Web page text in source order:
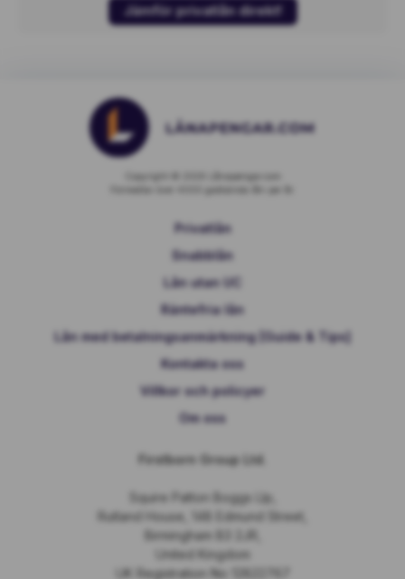
Jämför privatlån direkt!
Privatlån
Snabblån
Lån utan UC
Räntefria lån
Lån med betalningsanmärkning [Guide & Tips]
Kontakta oss
Villkor och policyer
Om oss
Firstborn Group Ltd.
Squire Patton Boggs Llp,
Rutland House, 148 Edmund Street,
Birmingham B3 2JR,
United Kingdom
UK Registration No 12822767